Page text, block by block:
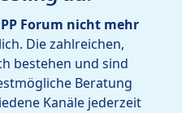
Forum nicht mehr
Die zahlreichen,
bestehen und sind
Beratung
Kanäle jederzeit